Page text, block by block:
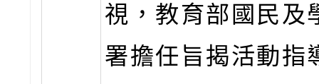
視，教育部國民及
署擔任旨揭活動指